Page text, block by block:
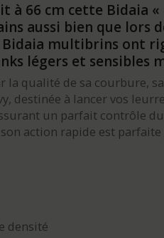
à 66 cm cette Bidaia
aussi bien que lors
multibrins ont
légers et sensibles
la qualité de sa courbure,
destinée à lancer vos
un parfait contrôle
action rapide est
densité